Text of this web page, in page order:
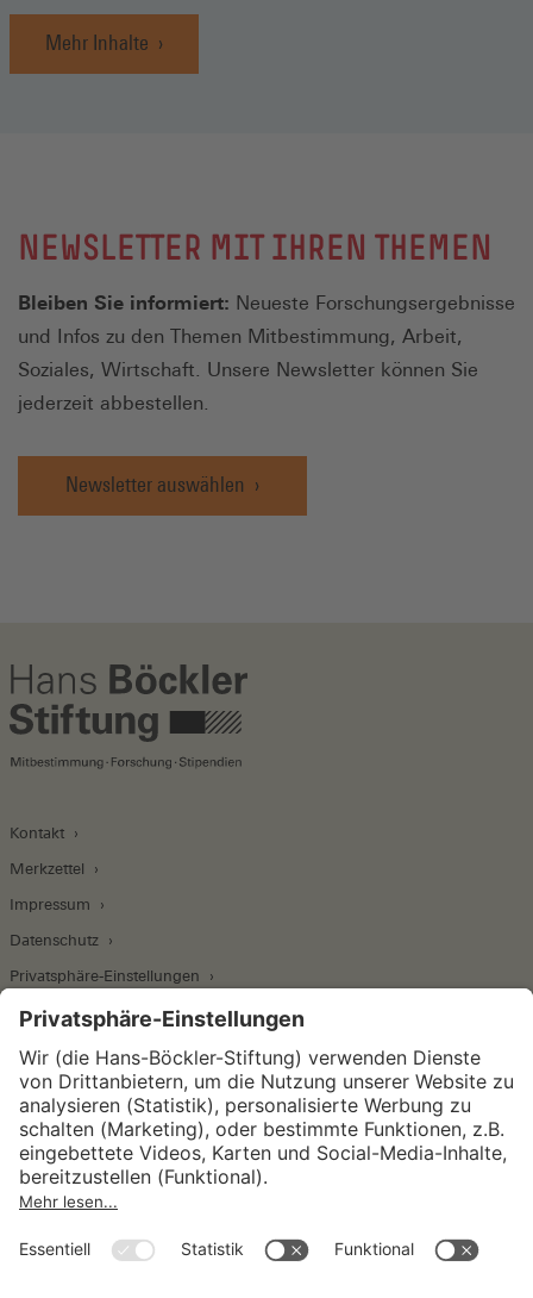
Mehr Inhalte
NEWSLETTER MIT IHREN THEMEN
Bleiben Sie informiert: Neueste Forschungsergebnisse
und Infos zu den Themen Mitbestimmung, Arbeit,
Soziales, Wirtschaft. Unsere Newsletter können Sie
jederzeit abbestellen.
Newsletter auswählen
Kontakt
Merkzettel
Impressum
Datenschutz
Privatsphäre-Einstellungen
Wirtschafts- und Sozialwissenschaftliches Institut
Institut für Makroökonomie und
Konjunkturforschung